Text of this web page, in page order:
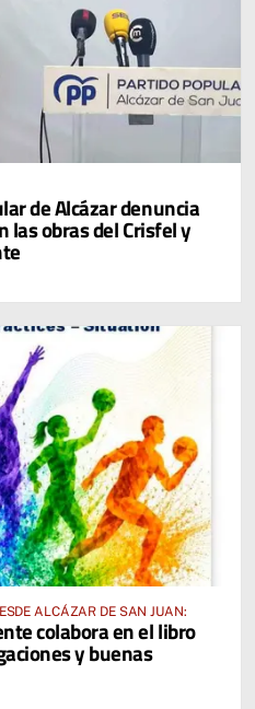
de Alcázar denuncia
obras del Crisfel y
ALCÁZAR DE SAN JUAN:
colabora en el libro
y buenas